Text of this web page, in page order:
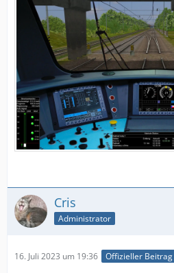
Cris
Administrator
16. Juli 2023 um 19:36 Offizieller Beitrag